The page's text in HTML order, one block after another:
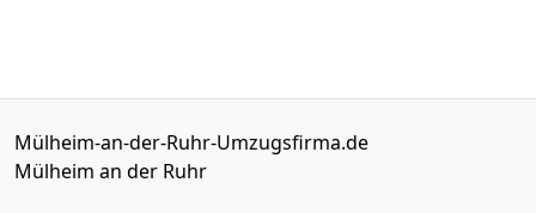
Mülheim-an-der-Ruhr-Umzugsfirma.de
Mülheim an der Ruhr